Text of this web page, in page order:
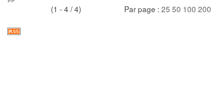
(1 - 4 / 4) Par page : 25 50 100 200